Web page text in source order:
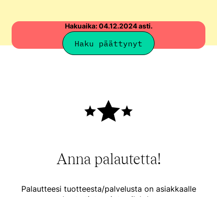
Hakuaika: 04.12.2024 asti.
Haku päättynyt
Anna palautetta!
Palautteesi tuotteesta/palvelusta on asiakkaalle